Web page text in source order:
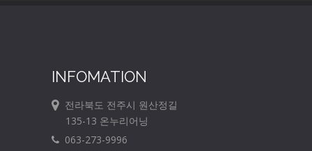
INFOMATION
전라북도 전주시 원산정길
135-13 온누리어닝
063-273-9996